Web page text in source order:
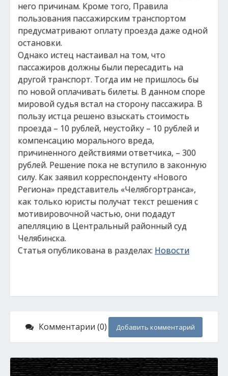
него причинам. Кроме того, Правила
пользования пассажирским транспортом
предусматривают оплату проезда даже одной
остановки.
Однако истец настаивал на том, что
пассажиров должны были пересадить на
другой транспорт. Тогда им не пришлось бы
по новой оплачивать билеты. В данном споре
мировой судья встал на сторону пассажира. В
пользу истца решено взыскать стоимость
проезда – 10 рублей, неустойку – 10 рублей и
компенсацию морального вреда,
причиненного действиями ответчика, – 300
рублей. Решение пока не вступило в законную
силу. Как заявил корреспонденту «Нового
Региона» представитель «Челябгортранса»,
как только юристы получат текст решения с
мотивировочной частью, они подадут
апелляцию в Центральный районный суд
Челябинска.
Статья опубликована в разделах: Новости
Комментарии (0) Добавить комментарий